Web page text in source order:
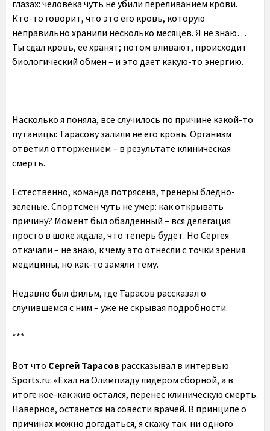
глазах: человека чуть не убили переливанием крови.
Кто-то говорит, что это его кровь, которую
неправильно хранили несколько месяцев. Я не знаю…
Ты сдал кровь, ее хранят; потом вливают, происходит
биологический обмен – и это дает какую-то энергию.
Насколько я поняла, все случилось по причине какой-то
путаницы: Тарасову залили не его кровь. Организм
ответил отторжением – в результате клиническая
смерть.
Естественно, команда потрясена, тренеры бледно-
зеленые. Спортсмен чуть не умер: как открывать
причину? Момент был обалденный – вся делегация
просто в шоке ждала, что теперь будет. Но Сергея
откачали – не знаю, к чему это отнесли с точки зрения
медицины, но как-то замяли тему.
Недавно был фильм, где Тарасов рассказал о
случившемся с ним – уже не скрывая подробности.
***
Вот что Сергей Тарасов рассказывал в интервью
Sports.ru: «Ехал на Олимпиаду лидером сборной, а в
итоге кое-как жив остался, перенес клиническую смерть.
Наверное, останется на совести врачей. В принципе о
причинах можно догадаться, я скажу так: ни одного